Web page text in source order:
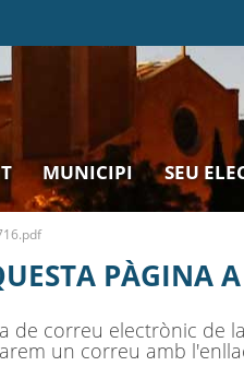
MUNICIPI SEU
PÀGINA
de correu electrònic de
un correu amb